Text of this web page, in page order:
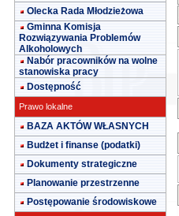
Olecka Rada Młodzieżowa
Gminna Komisja
Rozwiązywania Problemów
Alkoholowych
Nabór pracowników na wolne
stanowiska pracy
Dostępność
Prawo lokalne
BAZA AKTÓW WŁASNYCH
Budżet i finanse (podatki)
Dokumenty strategiczne
Planowanie przestrzenne
Postępowanie środowiskowe